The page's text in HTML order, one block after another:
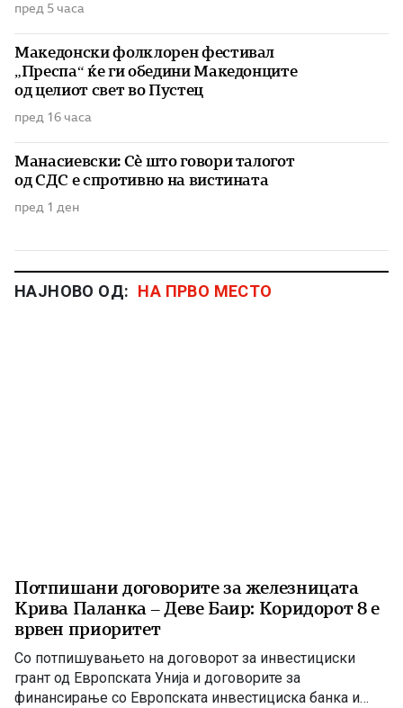
пред 5 часа
Македонски фолклорен фестивал
„Преспа“ ќе ги обедини Македонците
од целиот свет во Пустец
пред 16 часа
Манасиевски: Сè што говори талогот
од СДС е спротивно на вистината
пред 1 ден
НАЈНОВО ОД: НА ПРВО МЕСТО
Потпишани договорите за железницата
Крива Паланка – Деве Баир: Коридорот 8 е
врвен приоритет
Со потпишувањето на договорот за инвестициски
грант од Европската Унија и договорите за
финансирање со Европската инвестициска банка и